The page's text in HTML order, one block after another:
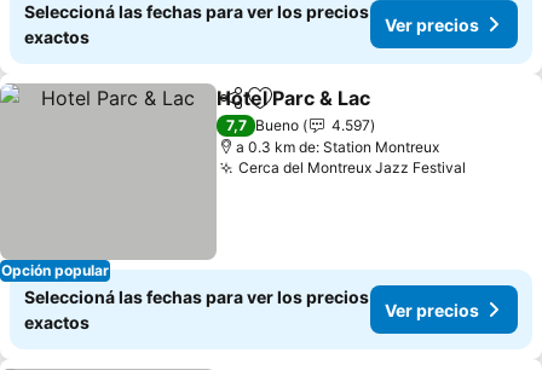
Seleccioná las fechas para ver los precios
exactos
Ver precios
Opción popular
CompartirAñadir a favoritos
Hotel Parc & Lac
7,7 Bueno
4.597
a 0.3 km de: Station Montreux
Cerca del Montreux Jazz Festival
Seleccioná las fechas para ver los precios
exactos
Ver precios